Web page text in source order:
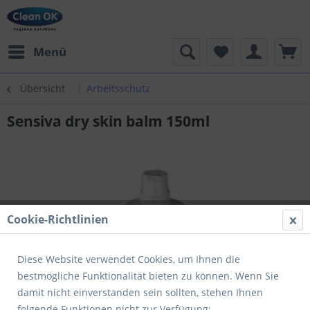
Menü
Übersicht Arbeitsschutz
Sensiva dry skin balm 150ml
Cookie-Richtlinien
Diese Website verwendet Cookies, um Ihnen die
bestmögliche Funktionalität bieten zu können. Wenn Sie
damit nicht einverstanden sein sollten, stehen Ihnen